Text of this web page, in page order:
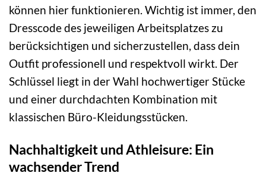
können hier funktionieren. Wichtig ist immer, den
Dresscode des jeweiligen Arbeitsplatzes zu
berücksichtigen und sicherzustellen, dass dein
Outfit professionell und respektvoll wirkt. Der
Schlüssel liegt in der Wahl hochwertiger Stücke
und einer durchdachten Kombination mit
klassischen Büro-Kleidungsstücken.
Nachhaltigkeit und Athleisure: Ein
wachsender Trend